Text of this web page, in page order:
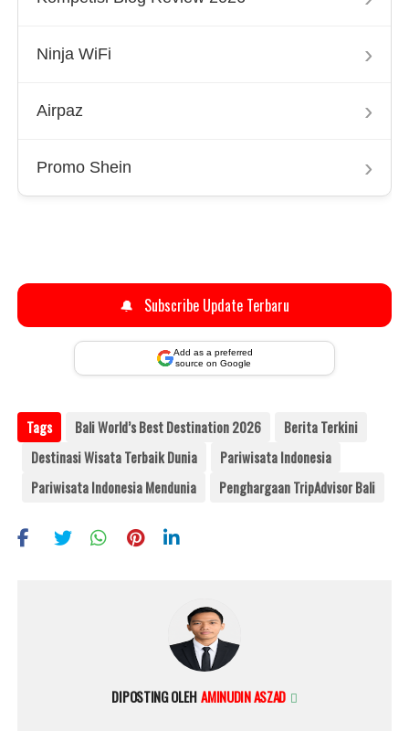
Ninja WiFi ›
Airpaz ›
Promo Shein ›
🔔 Subscribe Update Terbaru
Add as a preferred
source on Google
Tags Bali World’s Best Destination 2026
Berita Terkini
Destinasi Wisata Terbaik Dunia
Pariwisata Indonesia
Pariwisata Indonesia Mendunia
Penghargaan TripAdvisor Bali
DIPOSTING OLEH AMINUDIN ASZAD